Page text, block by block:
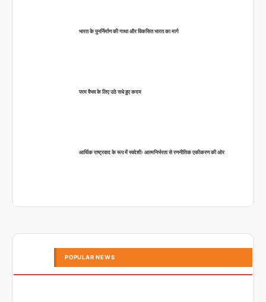
भारत के पुनर्निर्माण की गाथा और विकसित भारत का मार्ग
परम वैभव के लिए उठे सधे हुए कदम
आर्थिक राष्ट्रवाद के रूप में स्वदेशीः आत्मनिर्भरता से रणनीतिक एकीकरण की ओर
POPULAR NEWS